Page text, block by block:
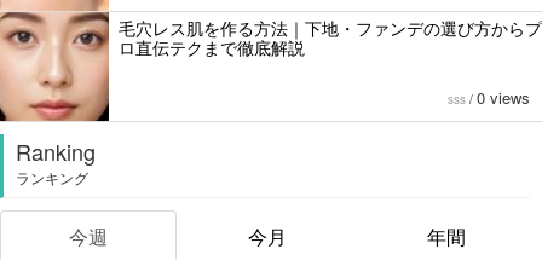
毛穴レス肌を作る方法｜下地・ファンデの選び方からプ
ロ直伝テクまで徹底解説
sss / 0 views
Ranking
ランキング
今週 今月 年間